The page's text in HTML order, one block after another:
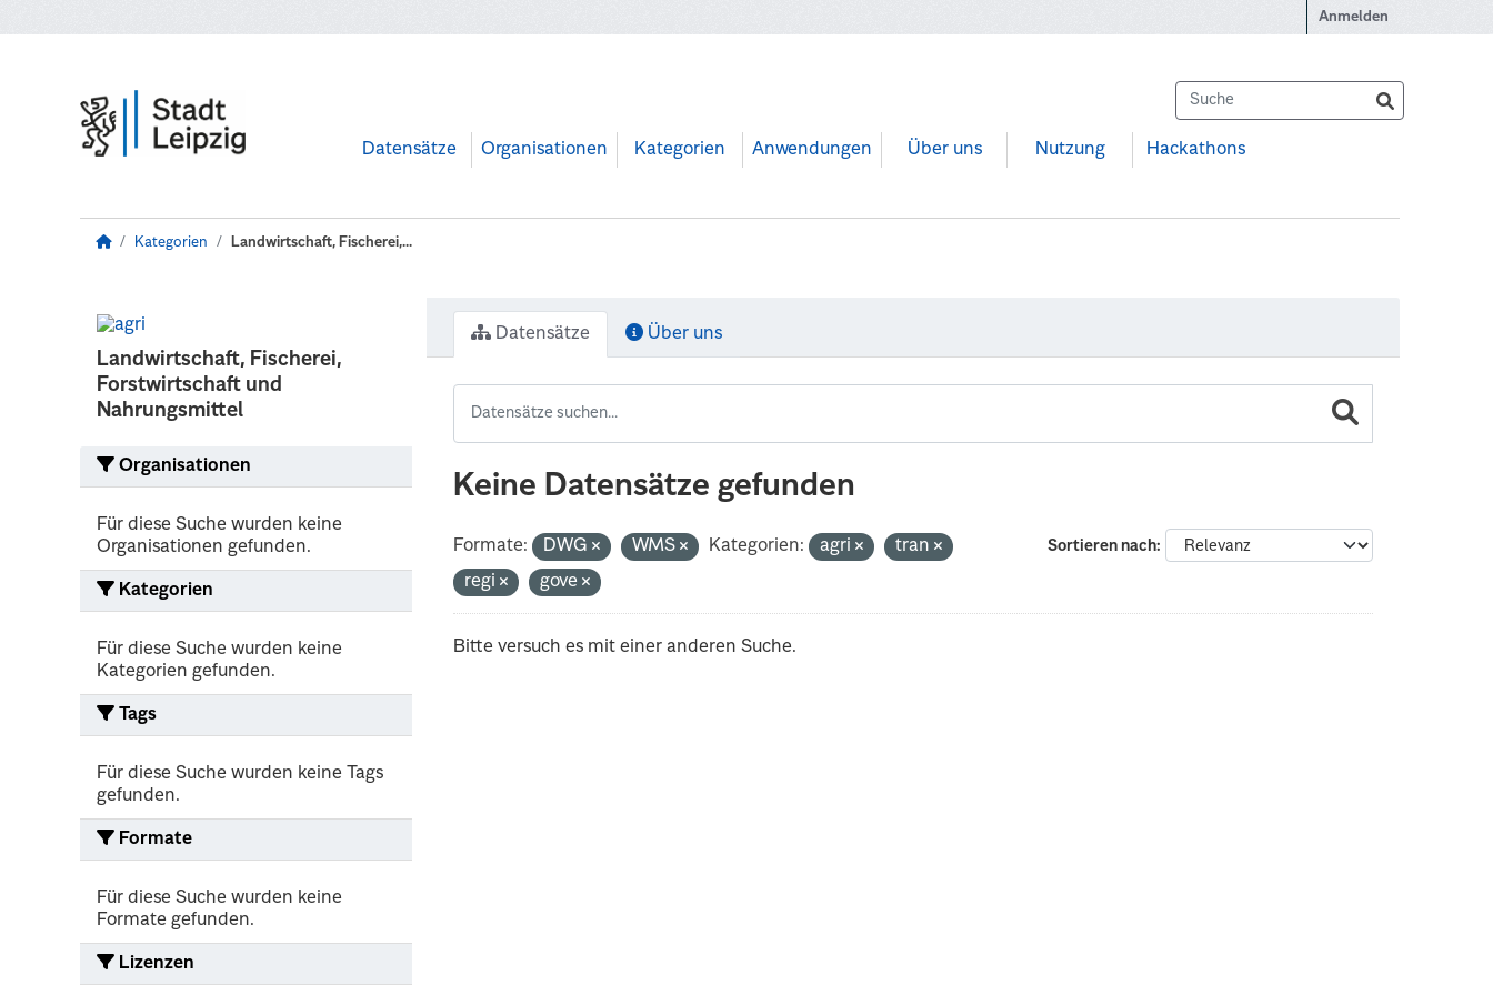
Anmelden
Datensätze Organisationen Kategorien Anwendungen Über uns Nutzung Hackathons
Kategorien Landwirtschaft, Fischerei,...
Landwirtschaft, Fischerei,
Forstwirtschaft und
Nahrungsmittel
Organisationen
Für diese Suche wurden keine
Organisationen gefunden.
Kategorien
Für diese Suche wurden keine
Kategorien gefunden.
Tags
Für diese Suche wurden keine Tags
gefunden.
Formate
Für diese Suche wurden keine
Formate gefunden.
Lizenzen
Datensätze Über uns
Keine Datensätze gefunden
Sortieren nach
Formate: DWG WMS Kategorien: agri
tran
regi
gove
Bitte versuch es mit einer anderen Suche.